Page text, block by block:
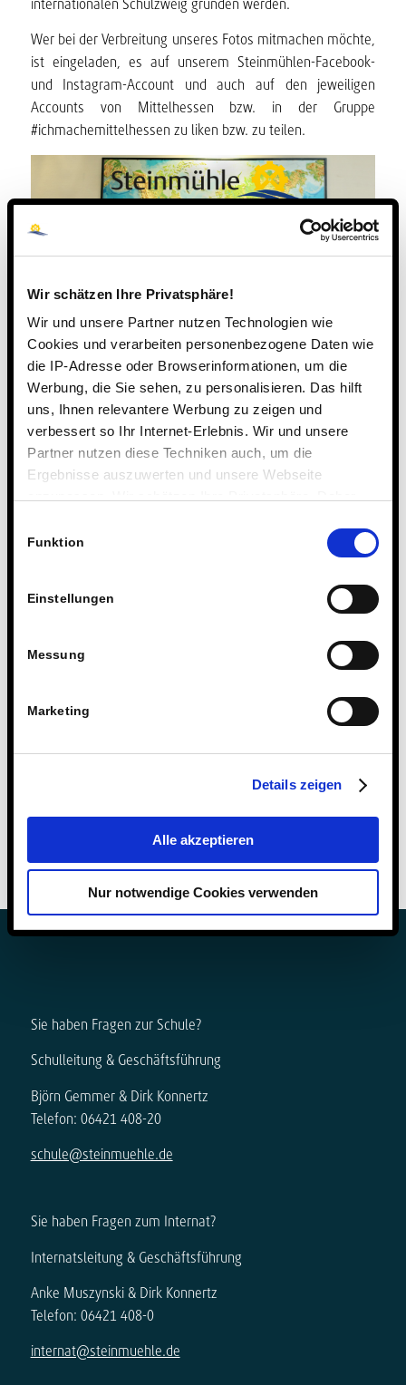
Wir schätzen Ihre Privatsphäre!
Wir und unsere Partner nutzen Technologien wie
Cookies und verarbeiten personenbezogene Daten wie
die IP-Adresse oder Browserinformationen, um die
Werbung, die Sie sehen, zu personalisieren. Das hilft
uns, Ihnen relevantere Werbung zu zeigen und
verbessert so Ihr Internet-Erlebnis. Wir und unsere
Partner nutzen diese Techniken auch, um die
Ergebnisse auszuwerten und unsere Webseite
Technologien.
Funktion
Einstellungen
Messung
Marketing
Details zeigen
Alle akzeptieren
Nur notwendige Cookies verwenden
internationalen Schulzweig gründen werden.
Wer bei der Verbreitung unseres Fotos mitmachen möchte,
ist eingeladen, es auf unserem Steinmühlen-Facebook-
und Instagram-Account und auch auf den jeweiligen
Accounts von Mittelhessen bzw. in der Gruppe
#ichmachemittelhessen zu liken bzw. zu teilen.
22. JANUAR 2018
Sie haben Fragen zur Schule?
Schulleitung & Geschäftsführung
Björn Gemmer & Dirk Konnertz
Telefon: 06421 408-20
schule@steinmuehle.de
Sie haben Fragen zum Internat?
Internatsleitung & Geschäftsführung
Anke Muszynski & Dirk Konnertz
Telefon: 06421 408-0
internat@steinmuehle.de